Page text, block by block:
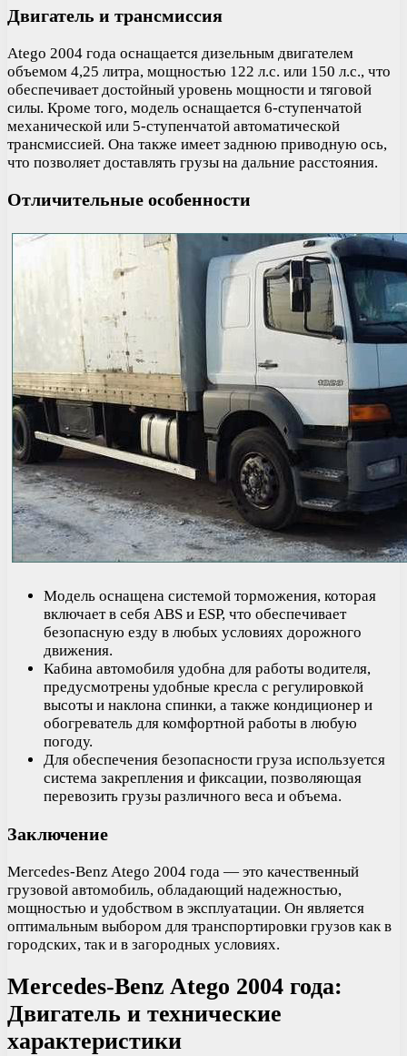
Двигатель и трансмиссия
Atego 2004 года оснащается дизельным двигателем
объемом 4,25 литра, мощностью 122 л.с. или 150 л.с., что
обеспечивает достойный уровень мощности и тяговой
силы. Кроме того, модель оснащается 6-ступенчатой
механической или 5-ступенчатой автоматической
трансмиссией. Она также имеет заднюю приводную ось,
что позволяет доставлять грузы на дальние расстояния.
Отличительные особенности
Модель оснащена системой торможения, которая
включает в себя ABS и ESP, что обеспечивает
безопасную езду в любых условиях дорожного
движения.
Кабина автомобиля удобна для работы водителя,
предусмотрены удобные кресла с регулировкой
высоты и наклона спинки, а также кондиционер и
обогреватель для комфортной работы в любую
погоду.
Для обеспечения безопасности груза используется
система закрепления и фиксации, позволяющая
перевозить грузы различного веса и объема.
Заключение
Mercedes-Benz Atego 2004 года — это качественный
грузовой автомобиль, обладающий надежностью,
мощностью и удобством в эксплуатации. Он является
оптимальным выбором для транспортировки грузов как в
городских, так и в загородных условиях.
Mercedes-Benz Atego 2004 года:
Двигатель и технические
характеристики